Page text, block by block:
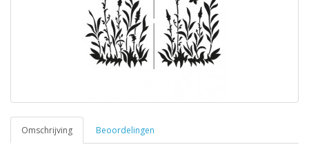
Omschrijving Beoordelingen